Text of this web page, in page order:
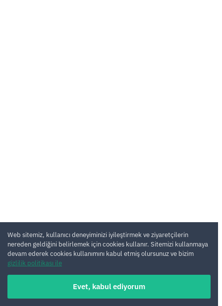
Web sitemiz, kullanıcı deneyiminizi iyileştirmek ve ziyaretçilerin
nereden geldiğini belirlemek için cookies kullanır. Sitemizi kullanmaya
devam ederek cookies kullanımını kabul etmiş olursunuz ve bizim
gizlilik politikası ile
Evet, kabul ediyorum